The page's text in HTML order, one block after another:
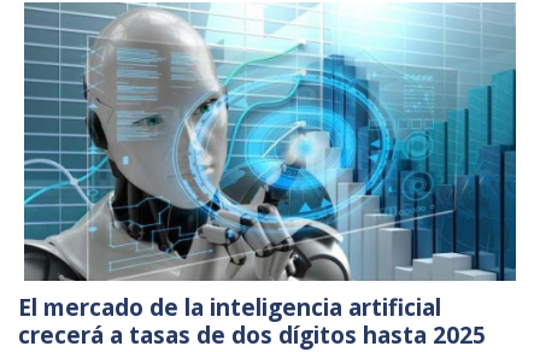
El mercado de la inteligencia artificial
crecerá a tasas de dos dígitos hasta 2025